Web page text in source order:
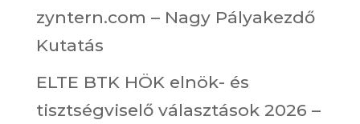
zyntern.com – Nagy Pályakezdő
Kutatás
ELTE BTK HÖK elnök- és
tisztségviselő választások 2026 –